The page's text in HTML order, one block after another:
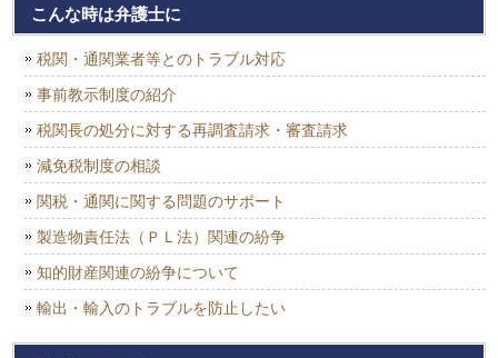
こんな時は弁護士に
税関・通関業者等とのトラブル対応
事前教示制度の紹介
税関長の処分に対する再調査請求・審査請求
減免税制度の相談
関税・通関に関する問題のサポート
製造物責任法（ＰＬ法）関連の紛争
知的財産関連の紛争について
輸出・輸入のトラブルを防止したい